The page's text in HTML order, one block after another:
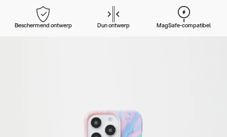
Beschermend ontwerp Dun ontwerp MagSafe-compatibel